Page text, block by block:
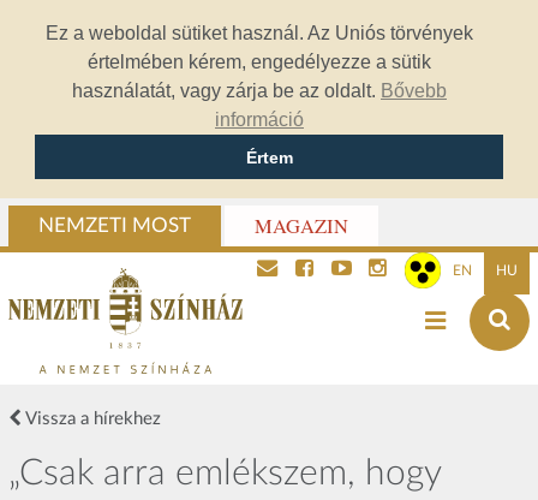
Ez a weboldal sütiket használ. Az Uniós törvények
értelmében kérem, engedélyezze a sütik
használatát, vagy zárja be az oldalt. Bővebb
információ
Értem
NEMZETI MOST MAGAZIN
EN HU
Vissza a hírekhez
„Csak arra emlékszem, hogy